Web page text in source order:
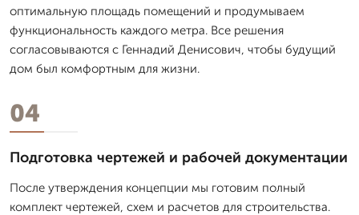
оптимальную площадь помещений и продумываем
функциональность каждого метра. Все решения
согласовываются с Геннадий Денисович, чтобы будущий
дом был комфортным для жизни.
04
Подготовка чертежей и рабочей документации
После утверждения концепции мы готовим полный
комплект чертежей, схем и расчетов для строительства.